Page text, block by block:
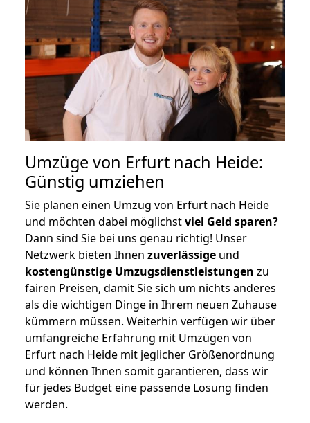
Umzüge von Erfurt nach Heide:
Günstig umziehen
Sie planen einen Umzug von Erfurt nach Heide
und möchten dabei möglichstviel Geld sparen?
Dann sind Sie bei uns genau richtig! Unser
Netzwerk bieten Ihnen zuverlässige und
kostengünstige Umzugsdienstleistungen zu
fairen Preisen, damit Sie sich um nichts anderes
als die wichtigen Dinge in Ihrem neuen Zuhause
kümmern müssen. Weiterhin verfügen wir über
umfangreiche Erfahrung mit Umzügen von
Erfurt nach Heide mit jeglicher Größenordnung
und können Ihnen somit garantieren, dass wir
für jedes Budget eine passende Lösung finden
werden.